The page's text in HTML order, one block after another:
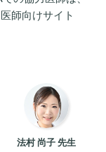
師向けサイト
法村 尚子 先生